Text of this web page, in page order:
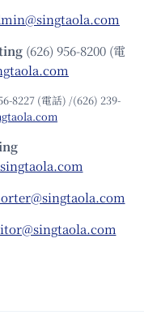
(626) 956-8200 (電
8227 (電話) /(626) 239-